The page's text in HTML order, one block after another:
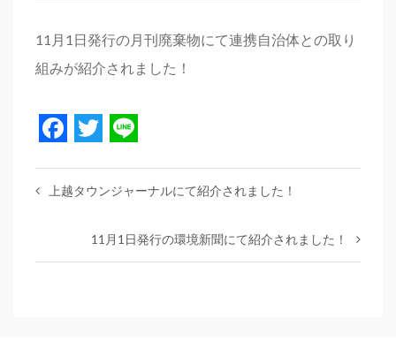
11月1日発行の月刊廃棄物にて連携自治体との取り
組みが紹介されました！
Facebook
Twitter
上越タウンジャーナルにて紹介されました！
11月1日発行の環境新聞にて紹介されました！